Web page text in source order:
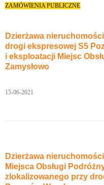
ZAMÓWIENIA PUBLICZNE
Dzierżawa
drogi ekspresowej S5
i eksploatacji Miejsc
Zamysłowo
15-06-2021
Dzierżawa
Miejsca Obsługi
zlokalizowanego przy